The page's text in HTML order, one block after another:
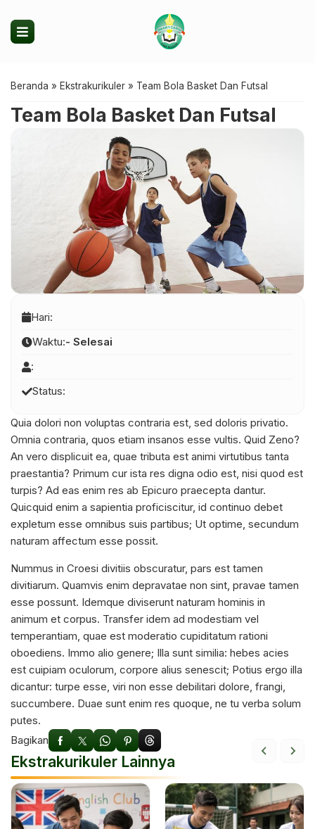
Beranda » Ekstrakurikuler » Team Bola Basket Dan Futsal
Team Bola Basket Dan Futsal
Hari:
Waktu:- Selesai
:
Status:
Quia dolori non voluptas contraria est, sed doloris privatio.
Omnia contraria, quos etiam insanos esse vultis. Quid Zeno?
An vero displicuit ea, quae tributa est animi virtutibus tanta
praestantia? Primum cur ista res digna odio est, nisi quod est
turpis? Ad eas enim res ab Epicuro praecepta dantur.
Quicquid enim a sapientia proficiscitur, id continuo debet
expletum esse omnibus suis partibus; Ut optime, secundum
naturam affectum esse possit.
Nummus in Croesi divitiis obscuratur, pars est tamen
divitiarum. Quamvis enim depravatae non sint, pravae tamen
esse possunt. Idemque diviserunt naturam hominis in
animum et corpus. Transfer idem ad modestiam vel
temperantiam, quae est moderatio cupiditatum rationi
oboediens. Immo alio genere; Illa sunt similia: hebes acies
est cuipiam oculorum, corpore alius senescit; Potius ergo illa
dicantur: turpe esse, viri non esse debilitari dolore, frangi,
succumbere. Duae sunt enim res quoque, ne tu verba solum
putes.
Bagikan
Ekstrakurikuler Lainnya